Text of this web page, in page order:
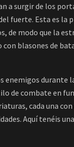
a surgir de los
fuerte. Esta es la
de modo que la
blasones de
enemigos durante
de combate en
cada una
Aquí tenéis